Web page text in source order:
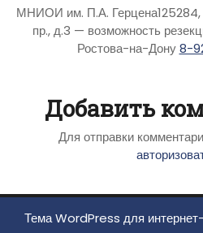
МНИОИ им. П.А. Герцена125284,
пр., д.3 — возможность
Ростова-на-Дону8-
Добавить
Для отправки
Тема WordPress для